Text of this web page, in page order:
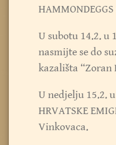
U subotu 14.2. u
nasmijte se do
kazališta “Zoran
U nedjelju 15.2.
HRVATSKE
Vinkovaca.